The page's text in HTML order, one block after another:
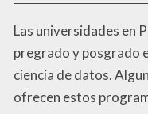
Las universidades en
pregrado y posgrado
ciencia de datos.
ofrecen estos